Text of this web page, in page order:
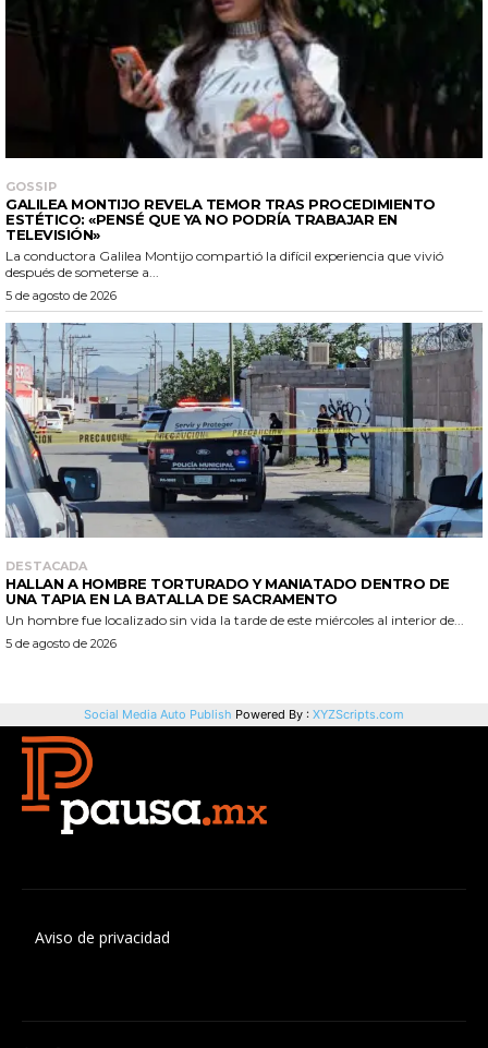
Aviso de privacidad